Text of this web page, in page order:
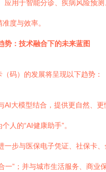
应用于智能分诊、疾病风险预
度与效率。
势：技术融合下的未来蓝图
（码）的发展将呈现以下趋势：
AI大模型结合，提供更自然、
人的“AI健康助手”。
一步与医保电子凭证、社保卡
一”；并与城市生活服务、商业